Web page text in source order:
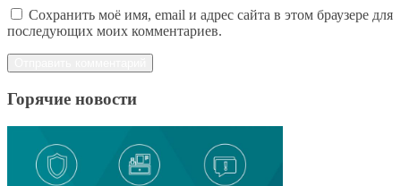
Сохранить моё имя, email и адрес сайта в этом браузере для
последующих моих комментариев.
Горячие новости